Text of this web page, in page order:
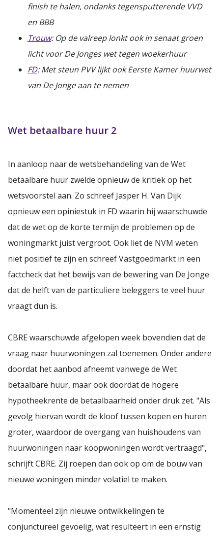
finish te halen, ondanks tegensputterende VVD
en BBB
Trouw: Op de valreep lonkt ook in senaat groen
licht voor De Jonges wet tegen woekerhuur
FD: Met steun PVV lijkt ook Eerste Kamer huurwet
van De Jonge aan te nemen
Wet betaalbare huur 2
In aanloop naar de wetsbehandeling van de Wet
betaalbare huur zwelde opnieuw de kritiek op het
wetsvoorstel aan. Zo schreef Jasper H. Van Dijk
opnieuw een opiniestuk in FD waarin hij waarschuwde
dat de wet op de korte termijn de problemen op de
woningmarkt juist vergroot. Ook liet de NVM weten
niet positief te zijn en schreef Vastgoedmarkt in een
factcheck dat het bewijs van de bewering van De Jonge
dat de helft van de particuliere beleggers te veel huur
vraagt dun is.
CBRE waarschuwde afgelopen week bovendien dat de
vraag naar huurwoningen zal toenemen. Onder andere
doordat het aanbod afneemt vanwege de Wet
betaalbare huur, maar ook doordat de hogere
hypotheekrente de betaalbaarheid onder druk zet. "Als
gevolg hiervan wordt de kloof tussen kopen en huren
groter, waardoor de overgang van huishoudens van
huurwoningen naar koopwoningen wordt vertraagd",
schrijft CBRE. Zij roepen dan ook op om de bouw van
nieuwe woningen minder volatiel te maken.
"Momenteel zijn nieuwe ontwikkelingen te
conjunctureel gevoelig, wat resulteert in een ernstig